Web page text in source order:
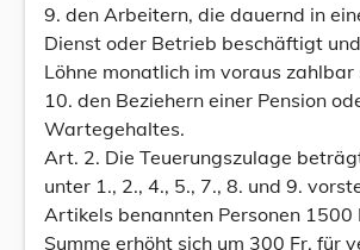
9. den Arbeitern, die dauernd in
Dienst oder Betrieb beschäftigt
Löhne monatlich im voraus zahlbar
10. den Beziehern einer Pension
Wartegehaltes.
Art. 2. Die Teuerungszulage
unter 1., 2., 4., 5., 7., 8. und 9.
Artikels benannten Personen 1500
Summe erhöht sich um 300 Fr. für